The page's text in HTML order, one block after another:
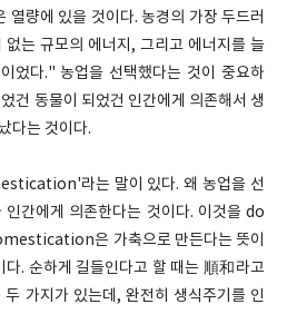
열량에 있을 것이다. 농경의 가장 두드러
는 규모의 에너지, 그리고 에너지를 늘
었다." 농업을 선택했다는 것이 중요하
건 동물이 되었건 인간에게 의존해서 생
다는 것이다.
라는 말이 있다. 왜 농업을 선
인간에게 의존한다는 것이다. 이것을 do
은 가축으로 만든다는 뜻이
. 순하게 길들인다고 할 때는 順和라고
가지가 있는데, 완전히 생식주기를 인